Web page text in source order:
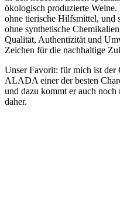
ökologisch produzierte
ohne tierische Hilfsmittel, und
ohne synthetische
Qualität, Authentizität und
Zeichen für die nachhaltige
Unser Favorit: für mich ist
ALADA einer der besten
und dazu kommt er auch noch
daher.